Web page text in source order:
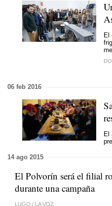
El
06 feb 2016
El
14 ago 2015
El Polvorín será el filial
durante una campaña
LUGO / LA VOZ